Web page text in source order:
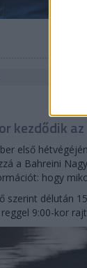
kezdődik
első
a Bahreini
hogy
szerint délután
9:00-kor